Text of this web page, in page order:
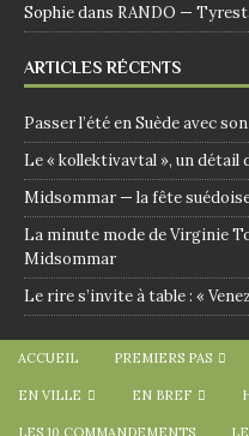
Sophiedans RANDO —
ARTICLES RÉCENTS
Passer l’été en Suède avec
Le « kollektivavtal », un détail
Midsommar — la fête
La minute mode de Virginie
Midsommar
Le rire s’invite à table : «
ACCUEIL PREMIERS PAS
EN VILLE EN BREF
LES 10 COMMANDEMENTS